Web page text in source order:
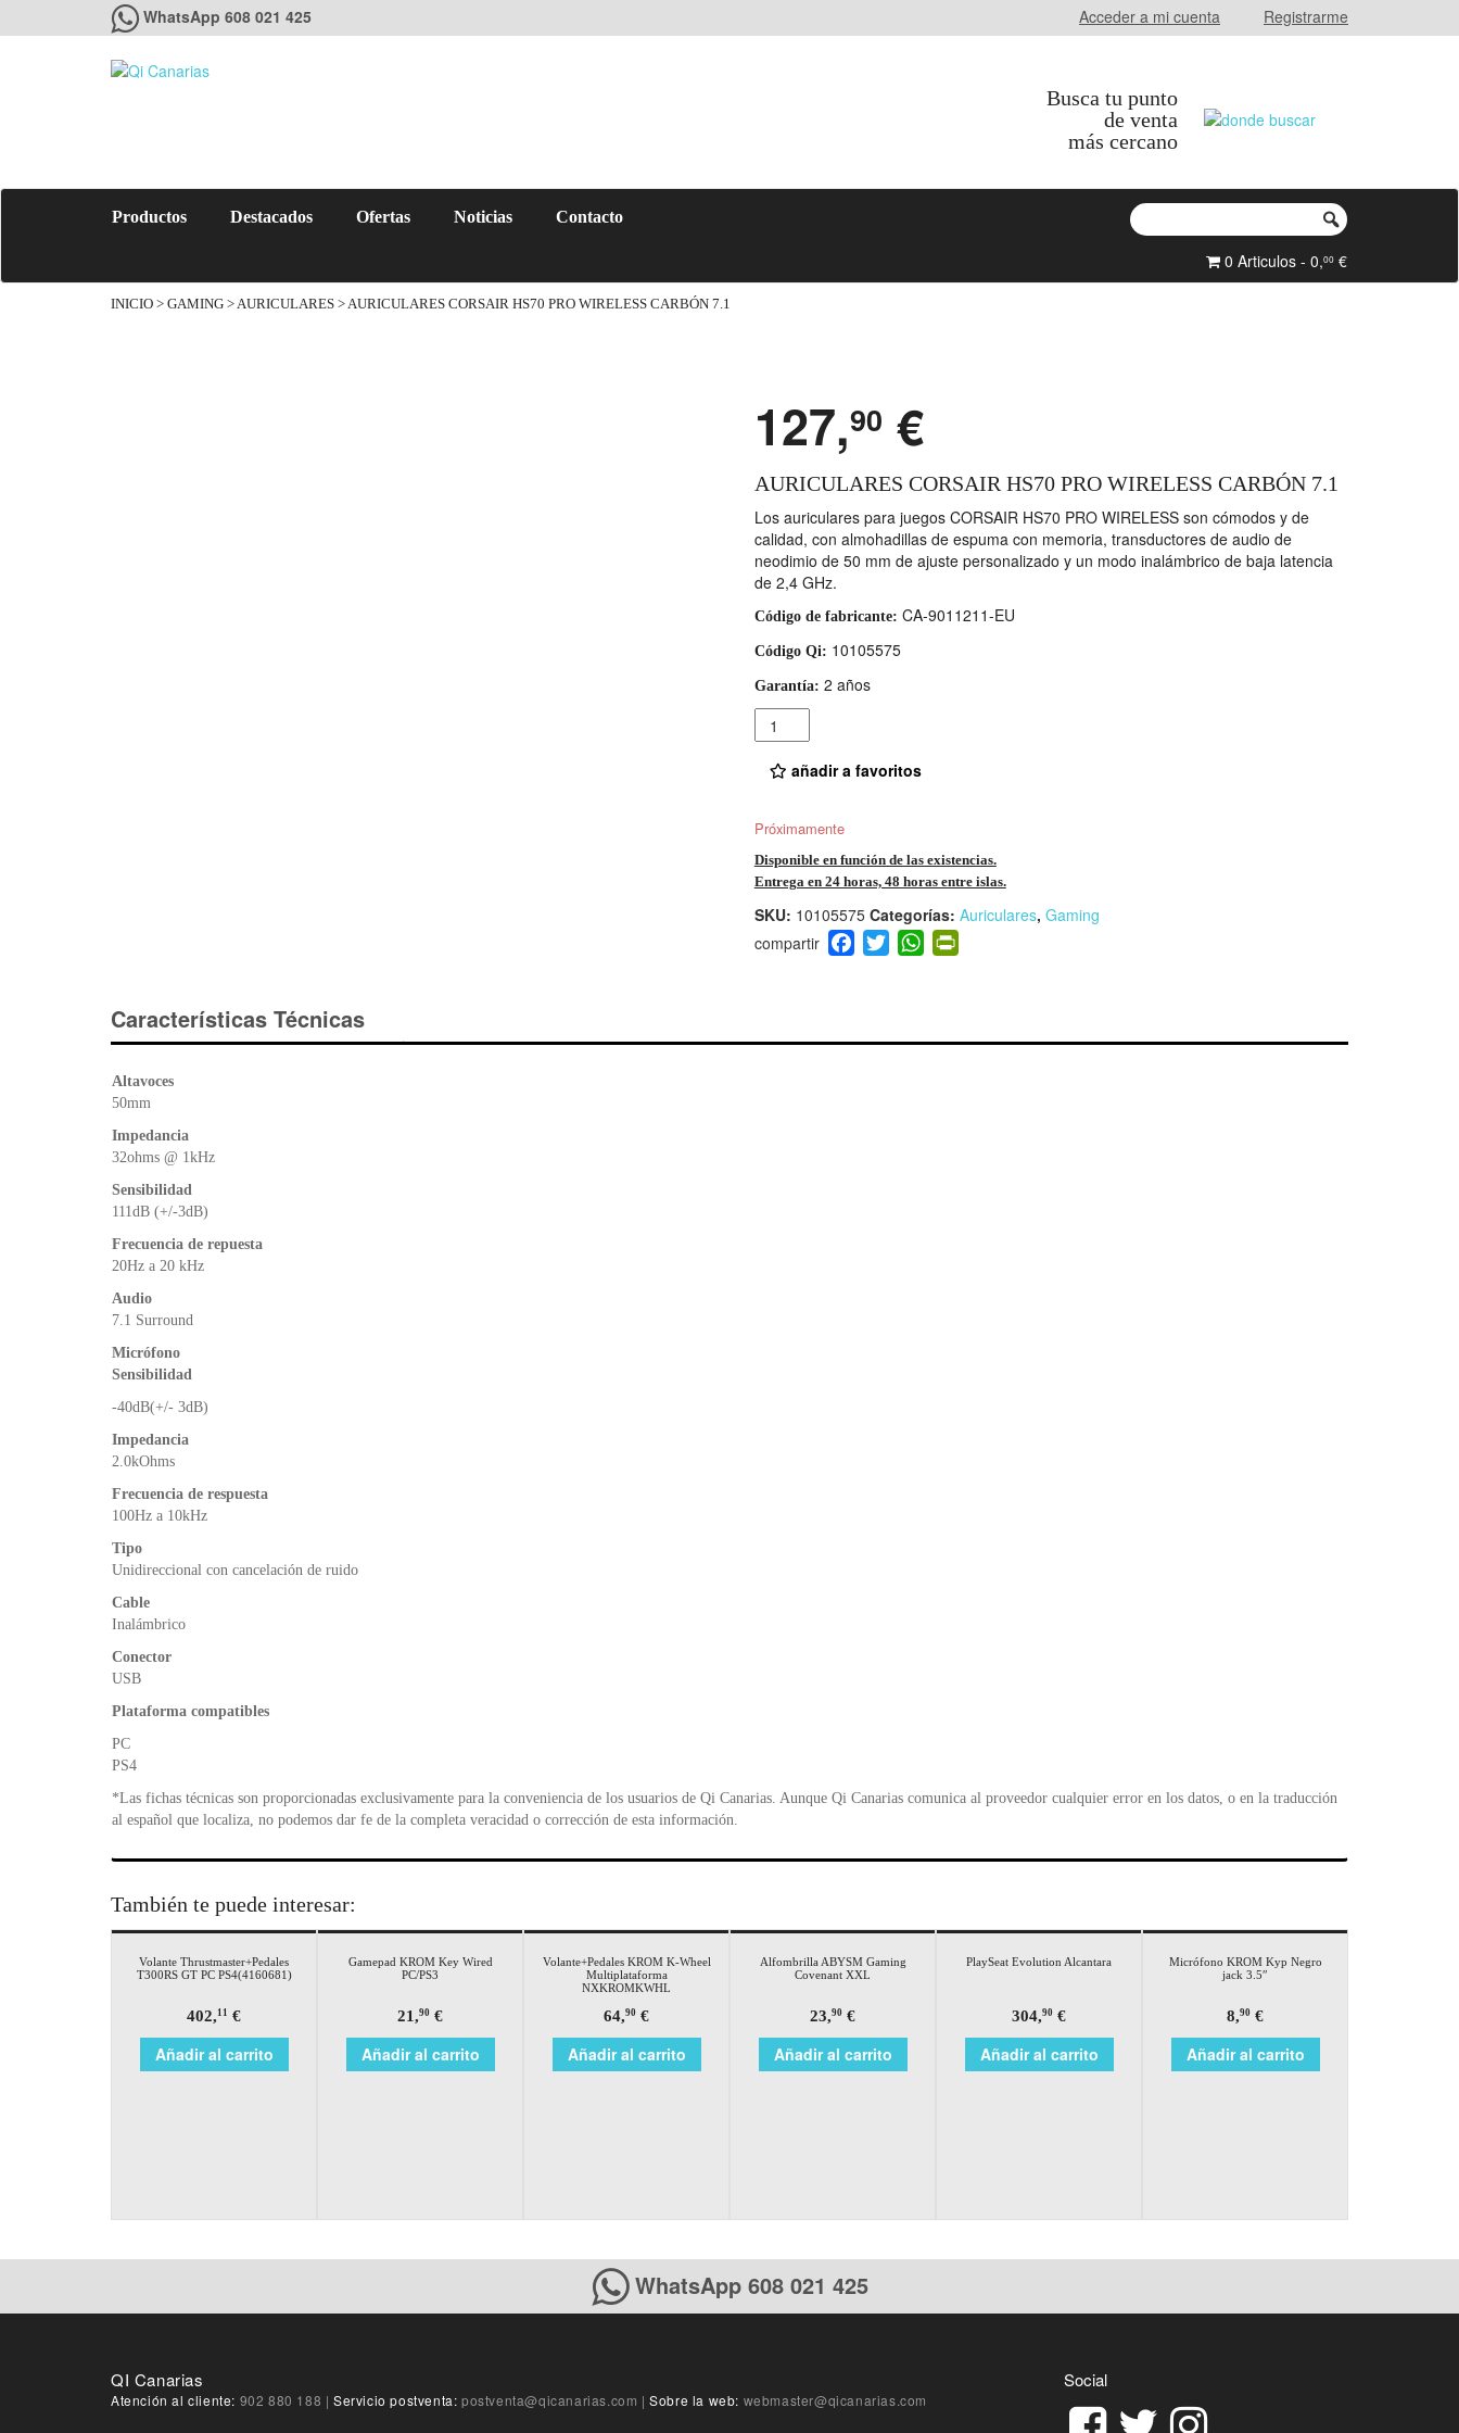
WhatsApp 608 021 425 Acceder a mi cuenta Registrarme
Busca tu punto
de venta
más cercano
Productos Destacados Ofertas Noticias Contacto
0 Articulos - 0,00 €
INICIO > GAMING >AURICULARES > AURICULARES CORSAIR HS70 PRO WIRELESS CARBÓN 7.1
127,90 €
AURICULARES CORSAIR HS70 PRO WIRELESS CARBÓN 7.1
Los auriculares para juegos CORSAIR HS70 PRO WIRELESS son cómodos y de
calidad, con almohadillas de espuma con memoria, transductores de audio de
neodimio de 50 mm de ajuste personalizado y un modo inalámbrico de baja latencia
de 2,4 GHz.
Código de fabricante: CA-9011211-EU
Código Qi: 10105575
Garantía: 2 años
Cantidad
añadir a favoritos
Próximamente
Disponible en función de las existencias.
Entrega en 24 horas, 48 horas entre islas.
SKU: 10105575 Categorías: Auriculares, Gaming
F
a
b
T
wi
W
h
A
Pr
in
e
Características Técnicas
Altavoces
50mm
Impedancia
32ohms @ 1kHz
Sensibilidad
111dB (+/-3dB)
Frecuencia de repuesta
20Hz a 20 kHz
Audio
7.1 Surround
Micrófono
Sensibilidad
-40dB(+/- 3dB)
Impedancia
2.0kOhms
Frecuencia de respuesta
100Hz a 10kHz
Tipo
Unidireccional con cancelación de ruido
Cable
Inalámbrico
Conector
USB
Plataforma compatibles
PC
PS4
*Las fichas técnicas son proporcionadas exclusivamente para la conveniencia de los usuarios de Qi Canarias. Aunque Qi Canarias comunica al proveedor cualquier error en los datos, o en la traducción
al español que localiza, no podemos dar fe de la completa veracidad o corrección de esta información.
También te puede interesar:
Volante Thrustmaster+Pedales
T300RS GT PC PS4(4160681)
402,11 €
Añadir al carrito
Gamepad KROM Key Wired
PC/PS3
21,90 €
Añadir al carrito
Volante+Pedales KROM K-Wheel
Multiplataforma
NXKROMKWHL
64,90 €
Añadir al carrito
Alfombrilla ABYSM Gaming
Covenant XXL
23,90 €
Añadir al carrito
PlaySeat Evolution Alcantara
304,90 €
Añadir al carrito
Micrófono KROM Kyp Negro
jack 3.5″
8,90 €
Añadir al carrito
WhatsApp 608 021 425
Social
QI Canarias
Atención al cliente: 902 880 188 | Servicio postventa:postventa@qicanarias.com | Sobre la web: webmaster@qicanarias.com